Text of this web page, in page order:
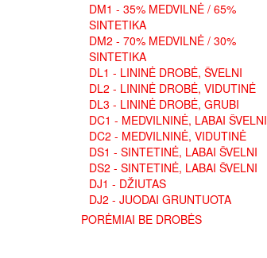
DM1 - 35% MEDVILNĖ / 65%
SINTETIKA
DM2 - 70% MEDVILNĖ / 30%
SINTETIKA
DL1 - LININĖ DROBĖ, ŠVELNI
DL2 - LININĖ DROBĖ, VIDUTINĖ
DL3 - LININĖ DROBĖ, GRUBI
DC1 - MEDVILNINĖ, LABAI ŠVELNI
DC2 - MEDVILNINĖ, VIDUTINĖ
DS1 - SINTETINĖ, LABAI ŠVELNI
DS2 - SINTETINĖ, LABAI ŠVELNI
DJ1 - DŽIUTAS
DJ2 - JUODAI GRUNTUOTA
PORĖMIAI BE DROBĖS